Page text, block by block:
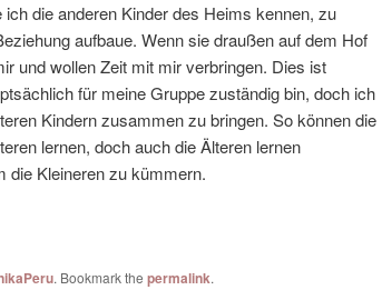
die anderen Kinder des Heims kennen, zu
aufbaue. Wenn sie draußen auf dem Hof
und wollen Zeit mit mir verbringen. Dies ist
für meine Gruppe zuständig bin, doch ich
Kindern zusammen zu bringen. So können die
lernen, doch auch die Älteren lernen
die Kleineren zu kümmern.
. Bookmark the permalink.